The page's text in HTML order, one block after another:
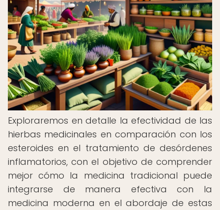
Exploraremos en detalle la efectividad de las
hierbas medicinales en comparación con los
esteroides en el tratamiento de desórdenes
inflamatorios, con el objetivo de comprender
mejor cómo la medicina tradicional puede
integrarse de manera efectiva con la
medicina moderna en el abordaje de estas